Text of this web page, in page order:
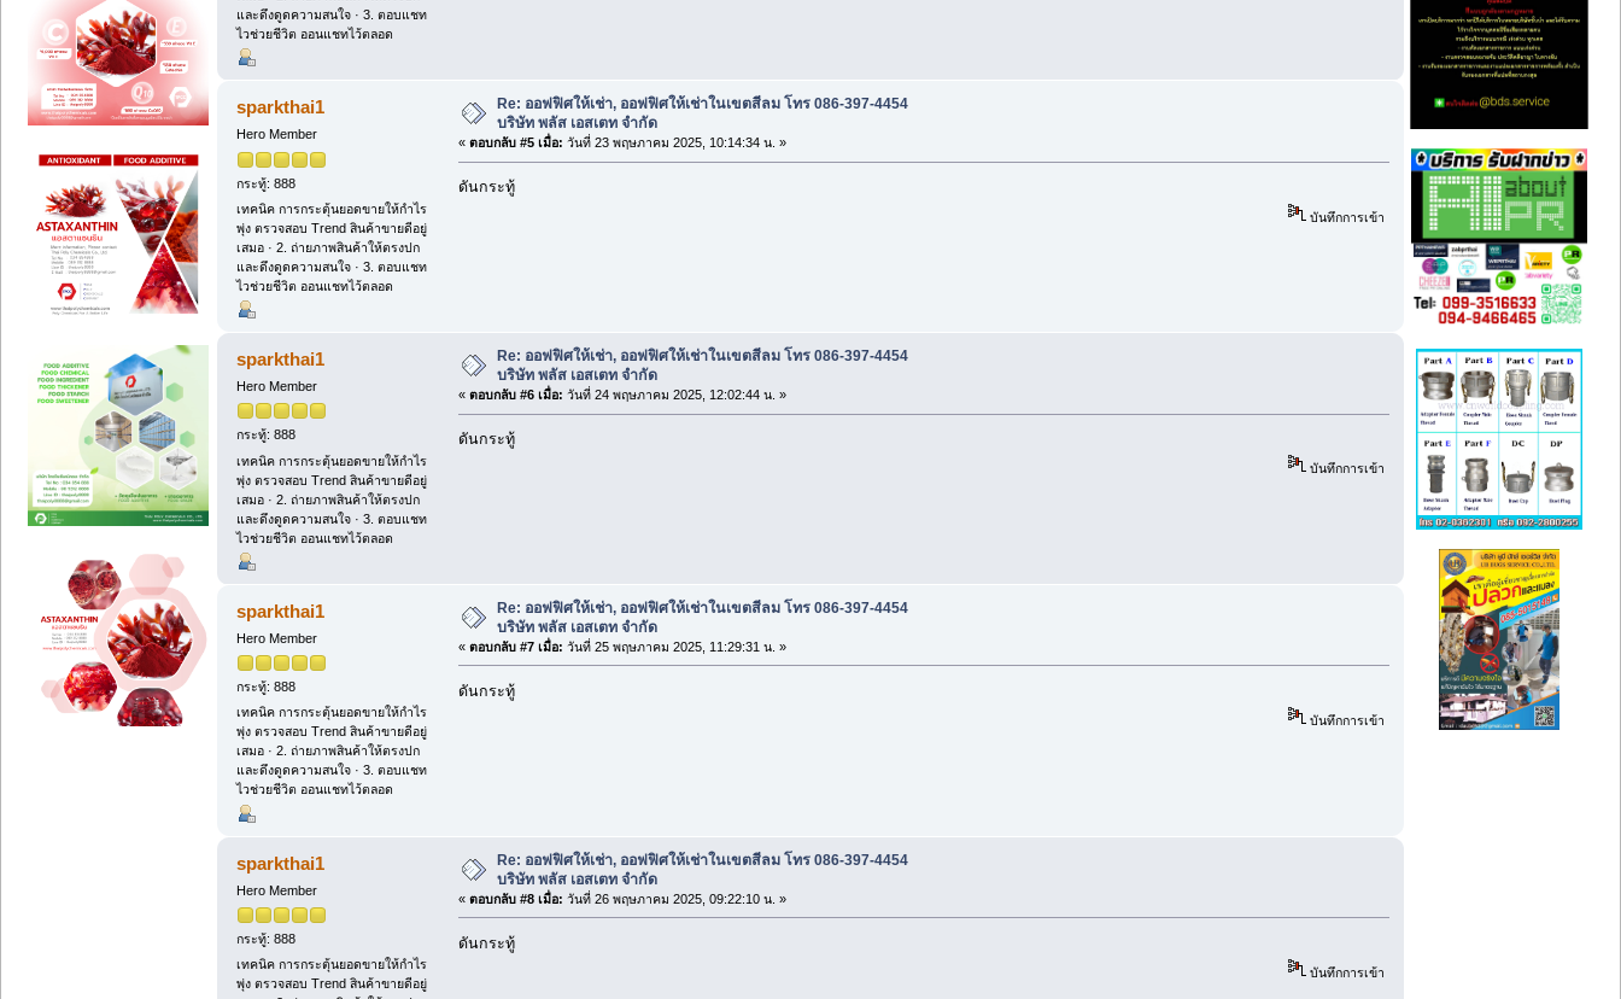
และดึงดูดความสนใจ · 3. ตอบแชท
ไวช่วยชีวิต ออนแชทไว้ตลอด
sparkthai1
Hero Member
กระทู้: 888
เทคนิค การกระตุ้นยอดขายให้กำไร
พุ่ง ตรวจสอบ Trend สินค้าขายดีอยู่
เสมอ · 2. ถ่ายภาพสินค้าให้ตรงปก
และดึงดูดความสนใจ · 3. ตอบแชท
ไวช่วยชีวิต ออนแชทไว้ตลอด
Re: ออฟฟิศให้เช่า, ออฟฟิศให้เช่าในเขตสีลม โทร 086-397-4454
บริษัท พลัส เอสเตท จำกัด
« ตอบกลับ #5 เมื่อ: วันที่ 23 พฤษภาคม 2025, 10:14:34 น. »
ดันกระทู้
บันทึกการเข้า
sparkthai1
Hero Member
กระทู้: 888
เทคนิค การกระตุ้นยอดขายให้กำไร
พุ่ง ตรวจสอบ Trend สินค้าขายดีอยู่
เสมอ · 2. ถ่ายภาพสินค้าให้ตรงปก
และดึงดูดความสนใจ · 3. ตอบแชท
ไวช่วยชีวิต ออนแชทไว้ตลอด
Re: ออฟฟิศให้เช่า, ออฟฟิศให้เช่าในเขตสีลม โทร 086-397-4454
บริษัท พลัส เอสเตท จำกัด
« ตอบกลับ #6 เมื่อ: วันที่ 24 พฤษภาคม 2025, 12:02:44 น. »
ดันกระทู้
บันทึกการเข้า
sparkthai1
Hero Member
กระทู้: 888
เทคนิค การกระตุ้นยอดขายให้กำไร
พุ่ง ตรวจสอบ Trend สินค้าขายดีอยู่
เสมอ · 2. ถ่ายภาพสินค้าให้ตรงปก
และดึงดูดความสนใจ · 3. ตอบแชท
ไวช่วยชีวิต ออนแชทไว้ตลอด
Re: ออฟฟิศให้เช่า, ออฟฟิศให้เช่าในเขตสีลม โทร 086-397-4454
บริษัท พลัส เอสเตท จำกัด
« ตอบกลับ #7 เมื่อ: วันที่ 25 พฤษภาคม 2025, 11:29:31 น. »
ดันกระทู้
บันทึกการเข้า
sparkthai1
Hero Member
กระทู้: 888
เทคนิค การกระตุ้นยอดขายให้กำไร
พุ่ง ตรวจสอบ Trend สินค้าขายดีอยู่
Re: ออฟฟิศให้เช่า, ออฟฟิศให้เช่าในเขตสีลม โทร 086-397-4454
บริษัท พลัส เอสเตท จำกัด
« ตอบกลับ #8 เมื่อ: วันที่ 26 พฤษภาคม 2025, 09:22:10 น. »
ดันกระทู้
บันทึกการเข้า